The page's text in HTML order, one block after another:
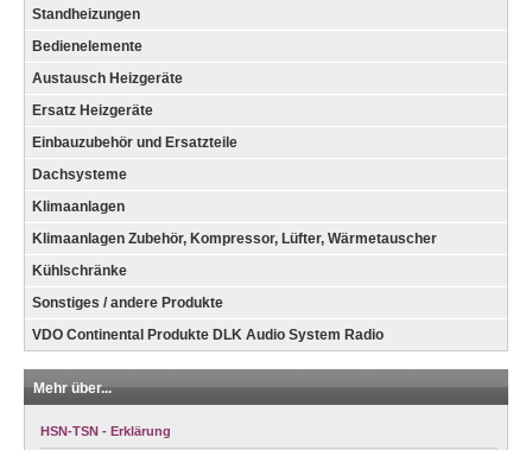
Standheizungen
Bedienelemente
Austausch Heizgeräte
Ersatz Heizgeräte
Einbauzubehör und Ersatzteile
Dachsysteme
Klimaanlagen
Klimaanlagen Zubehör, Kompressor, Lüfter, Wärmetauscher
Kühlschränke
Sonstiges / andere Produkte
VDO Continental Produkte DLK Audio System Radio
Mehr über...
HSN-TSN - Erklärung